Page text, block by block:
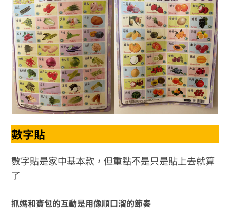
數字貼
數字貼是家中基本款，但重點不是只是貼上去就算
了
抓媽和寶包的互動是用像順口溜的節奏